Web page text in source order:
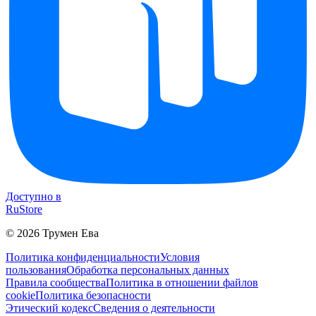
Доступно в
RuStore
© 2026 Трумен Ева
Политика конфиденциальностиУсловия
пользованияОбработка персональных данных
Правила сообществаПолитика в отношении файлов
cookieПолитика безопасности
Этический кодексСведения о деятельности